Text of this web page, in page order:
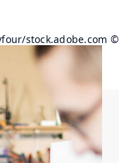
© auremar/stock.adobe.com